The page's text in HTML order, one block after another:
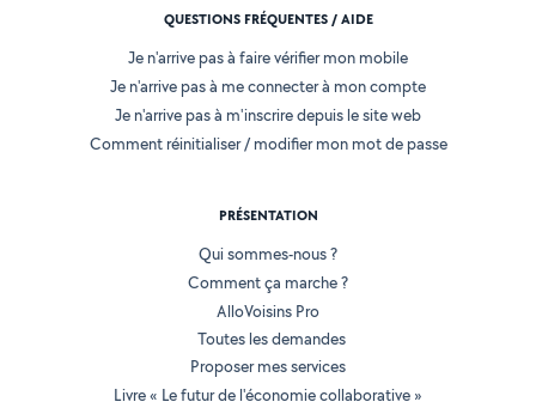
QUESTIONS FRÉQUENTES / AIDE
Je n'arrive pas à faire vérifier mon mobile
Je n'arrive pas à me connecter à mon compte
Je n'arrive pas à m'inscrire depuis le site web
Comment réinitialiser / modifier mon mot de passe
PRÉSENTATION
Qui sommes-nous ?
Comment ça marche ?
AlloVoisins Pro
Toutes les demandes
Proposer mes services
Livre « Le futur de l'économie collaborative »